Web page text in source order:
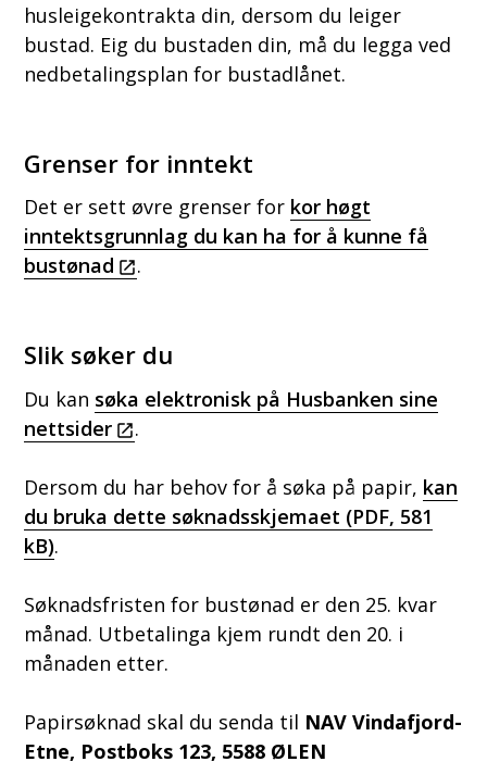
husleigekontrakta din, dersom du leiger
bustad. Eig du bustaden din, må du legga ved
nedbetalingsplan for bustadlånet.
Grenser for inntekt
Det er sett øvre grenser for kor høgt
inntektsgrunnlag du kan ha for å kunne få
bustønad
.
Slik søker du
Du kan søka elektronisk på Husbanken sine
nettsider
.
Dersom du har behov for å søka på papir, kan
du bruka dette søknadsskjemaet (PDF, 581
kB).
Søknadsfristen for bustønad er den 25. kvar
månad. Utbetalinga kjem rundt den 20. i
månaden etter.
Papirsøknad skal du senda til NAV Vindafjord-
Etne, Postboks 123, 5588 ØLEN